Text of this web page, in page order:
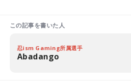
この記事を書いた人
忍ism Gaming所属選手
Abadango